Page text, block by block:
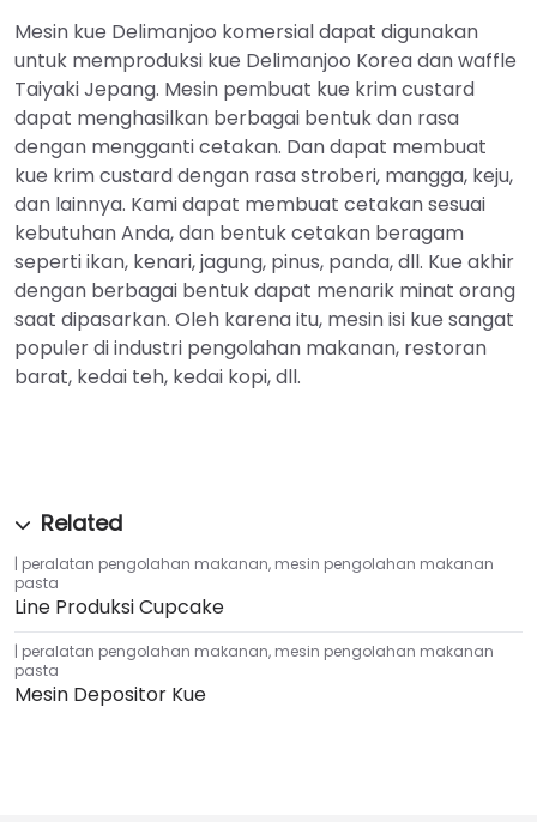
Mesin kue Delimanjoo komersial dapat digunakan
untuk memproduksi kue Delimanjoo Korea dan waffle
Taiyaki Jepang. Mesin pembuat kue krim custard
dapat menghasilkan berbagai bentuk dan rasa
dengan mengganti cetakan. Dan dapat membuat
kue krim custard dengan rasa stroberi, mangga, keju,
dan lainnya. Kami dapat membuat cetakan sesuai
kebutuhan Anda, dan bentuk cetakan beragam
seperti ikan, kenari, jagung, pinus, panda, dll. Kue akhir
dengan berbagai bentuk dapat menarik minat orang
saat dipasarkan. Oleh karena itu, mesin isi kue sangat
populer di industri pengolahan makanan, restoran
barat, kedai teh, kedai kopi, dll.
peralatan pengolahan makanan, mesin pengolahan makanan
pasta
Line Produksi Cupcake
peralatan pengolahan makanan, mesin pengolahan makanan
pasta
Mesin Depositor Kue